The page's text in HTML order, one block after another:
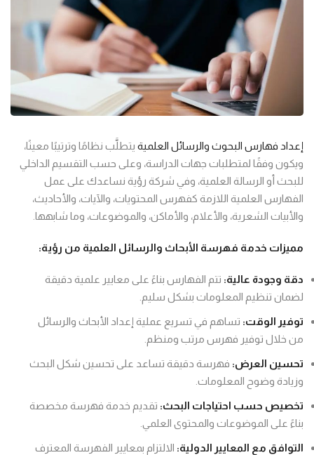
إعداد فهارس البحوث والرسائل العلمية يتطلَّب نظامًا وترتيبًا معينًا،
ويكون وفقًا لمتطلبات جهات الدراسة، وعلى حسب التقسيم الداخلي
للبحث أو الرسالة العلمية، وفي شركة رؤية نساعدك على عمل
الفهارس العلمية اللازمة كفهرس المحتويات، والآيات، والأحاديث،
والأبيات الشعرية، والأعلام، والأماكن، والموضوعات، وما شابهها.
مميزات خدمة فهرسة الأبحاث والرسائل العلمية من رؤية:
دقة وجودة عالية: تتم الفهارس بناءً على معايير علمية دقيقة
لضمان تنظيم المعلومات بشكل سليم.
توفير الوقت: تساهم في تسريع عملية إعداد الأبحاث والرسائل
من خلال توفير فهرس مرتب ومنظم.
تحسين العرض: فهرسة دقيقة تساعد على تحسين شكل البحث
وزيادة وضوح المعلومات.
تخصيص حسب احتياجات البحث: تقديم خدمة فهرسة مخصصة
بناءً على الموضوعات والمحتوى العلمي.
التوافق مع المعايير الدولية: الالتزام بمعايير الفهرسة المعترف